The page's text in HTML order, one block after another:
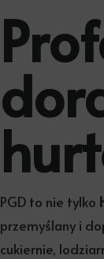
PGD to nie tylko
przemyślany i
cukiernie,